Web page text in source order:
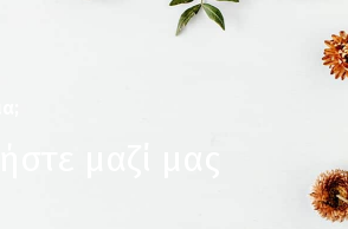
μαζί μας